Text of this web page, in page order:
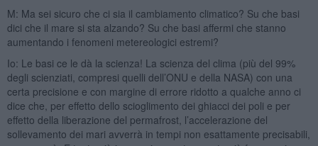
M: Ma sei sicuro che ci sia il cambiamento climatico? Su che basi
dici che il mare si sta alzando? Su che basi affermi che stanno
aumentando i fenomeni metereologici estremi?
Io: Le basi ce le dà la scienza! La scienza del clima (più del 99%
degli scienziati, compresi quelli dell’ONU e della NASA) con una
certa precisione e con margine di errore ridotto a qualche anno ci
dice che, per effetto dello scioglimento dei ghiacci dei poli e per
effetto della liberazione del permafrost, l’accelerazione del
sollevamento dei mari avverrà in tempi non esattamente precisabili,